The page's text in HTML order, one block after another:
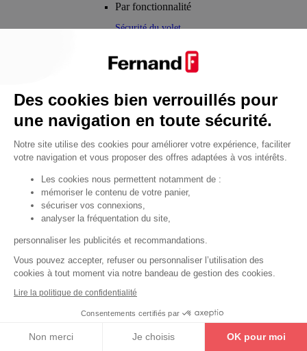
Par fonctionnalité
Sécurité du volet
Par fonctionnalité
Cendrier
Par fonctionnalité
Equipements de porte
•Judas de porte
Fermes-portes
•Arrêts de porte
•Butoirs de porte
• Charnières de porte
• Accessoires de fixation
Les astuces
Les équipements de porte
Les équipements pour les personnes
Des cookies bien verrouillés pour
une navigation en toute sécurité.
Notre site utilise des cookies pour améliorer votre expérience, faciliter
votre navigation et vous proposer des offres adaptées à vos intérêts.
Les cookies nous permettent notamment de :
mémoriser le contenu de votre panier,
sécuriser vos connexions,
analyser la fréquentation du site,
personnaliser les publicités et recommandations.
Vous pouvez accepter, refuser ou personnaliser l’utilisation des
cookies à tout moment via notre bandeau de gestion des cookies.
Lire la politique de confidentialité
Consentements certifiés par
Non merci Je choisis OK pour moi